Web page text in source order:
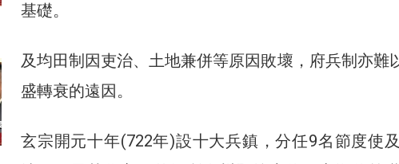
基礎。
及均田制因吏治、土地兼併等原因敗壞，府兵制亦難
盛轉衰的遠因。
玄宗開元十年(722年)設十大兵鎮，分任9名節度使